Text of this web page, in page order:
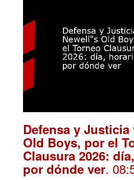
Defensa y
Old Boys, por el
Clausura 2026:
por dónde ver.